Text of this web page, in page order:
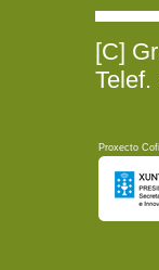
[C]
Telef.
Proxecto